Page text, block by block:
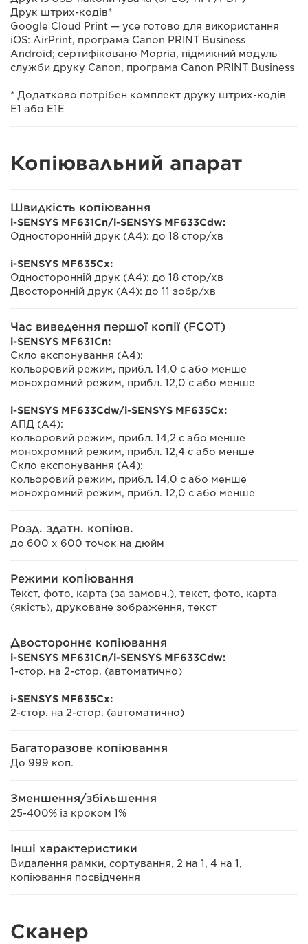
Друк штрих-кодів*
Google Cloud Print — усе готово для використання
iOS: AirPrint, програма Canon PRINT Business
Android; сертифіковано Mopria, підмикний модуль
служби друку Canon, програма Canon PRINT Business
* Додатково потрібен комплект друку штрих-кодів
E1 або E1E
Копіювальний апарат
Швидкість копіювання
i-SENSYS MF631Cn/i-SENSYS MF633Cdw:
Односторонній друк (A4): до 18 стор/хв
i-SENSYS MF635Cx:
Односторонній друк (A4): до 18 стор/хв
Двосторонній друк (A4): до 11 зобр/хв
Час виведення першої копії (FCOT)
i-SENSYS MF631Cn:
Скло експонування (A4):
кольоровий режим, прибл. 14,0 с або менше
монохромний режим, прибл. 12,0 с або менше
i-SENSYS MF633Cdw/i-SENSYS MF635Cx:
АПД (A4):
кольоровий режим, прибл. 14,2 с або менше
монохромний режим, прибл. 12,4 с або менше
Скло експонування (A4):
кольоровий режим, прибл. 14,0 с або менше
монохромний режим, прибл. 12,0 с або менше
Розд. здатн. копіюв.
до 600 x 600 точок на дюйм
Режими копіювання
Текст, фото, карта (за замовч.), текст, фото, карта
(якість), друковане зображення, текст
Двостороннє копіювання
i-SENSYS MF631Cn/i-SENSYS MF633Cdw:
1-стор. на 2-стор. (автоматично)
i-SENSYS MF635Cx:
2-стор. на 2-стор. (автоматично)
Багаторазове копіювання
До 999 коп.
Зменшення/збільшення
25-400% із кроком 1%
Інші характеристики
Видалення рамки, сортування, 2 на 1, 4 на 1,
копіювання посвідчення
Сканер